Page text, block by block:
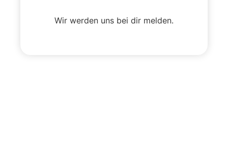
Wir werden uns bei dir melden.